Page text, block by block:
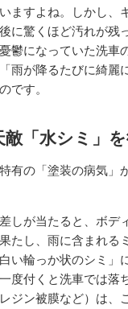
ますよね。しかし、
に驚くほど汚れが残
鬱になっていた洗車
雨が降るたびに綺麗
です。
「水シミ」
有の「塗装の病気」
しが当たると、ボデ
たし、雨に含まれる
い輪っか状のシミ」
度付くと洗車では落
ジン被膜など）は、